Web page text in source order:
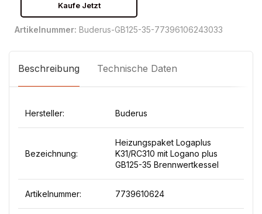
Kaufe Jetzt
Artikelnummer: Buderus-GB125-35-77396106243033
Beschreibung Technische Daten
Hersteller: Buderus
Bezeichnung:
Heizungspaket Logaplus
K31/RC310 mit Logano plus
GB125-35 Brennwertkessel
Artikelnummer: 7739610624